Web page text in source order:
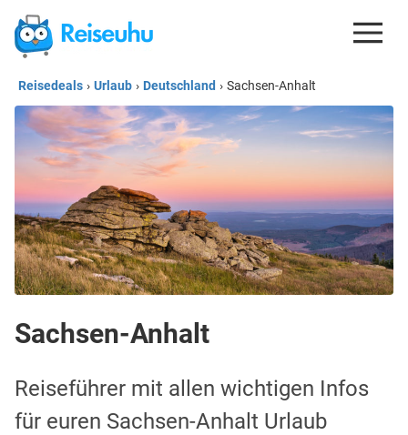
REISEDEALS
GUTSCHEINE
KREDITKARTEN
ESIM
REISEBLOG
Reisedeals › Urlaub › Deutschland › Sachsen-Anhalt
Sachsen-Anhalt
Reiseführer mit allen wichtigen Infos
für euren Sachsen-Anhalt Urlaub